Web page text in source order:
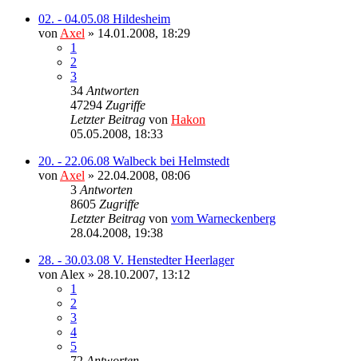
02. - 04.05.08 Hildesheim
vonAxel » 14.01.2008, 18:29
1
2
3
34Antworten
47294 Zugriffe
Letzter Beitrag von Hakon
05.05.2008, 18:33
20. - 22.06.08 Walbeck bei Helmstedt
vonAxel » 22.04.2008, 08:06
3Antworten
8605 Zugriffe
Letzter Beitrag von vom Warneckenberg
28.04.2008, 19:38
28. - 30.03.08 V. Henstedter Heerlager
vonAlex » 28.10.2007, 13:12
1
2
3
4
5